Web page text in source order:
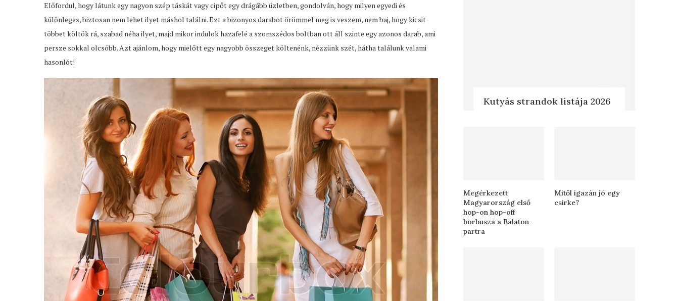
Előfordul, hogy látunk egy nagyon szép táskát vagy cipőt egy drágább üzletben, gondolván, hogy milyen egyedi és
különleges, biztosan nem lehet ilyet máshol találni. Ezt a bizonyos darabot örömmel meg is veszem, nem baj, hogy kicsit
többet költök rá, szabad néha ilyet, majd mikor indulok hazafelé a szomszédos boltban ott áll szinte egy azonos darab, ami
persze sokkal olcsóbb. Azt ajánlom, hogy mielőtt egy nagyobb összeget költenénk, nézzünk szét, hátha találunk valami
hasonlót!
Kutyás strandok listája 2026
Megérkezett
Magyarország első
hop-on hop-off
borbusza a Balaton-
partra
Mitől igazán jó egy
csirke?